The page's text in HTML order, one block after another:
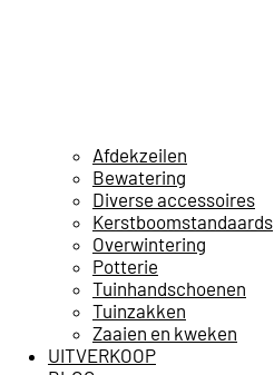
Afdekzeilen
Bewatering
Diverse accessoires
Kerstboomstandaards
Overwintering
Potterie
Tuinhandschoenen
Tuinzakken
Zaaien en kweken
UITVERKOOP